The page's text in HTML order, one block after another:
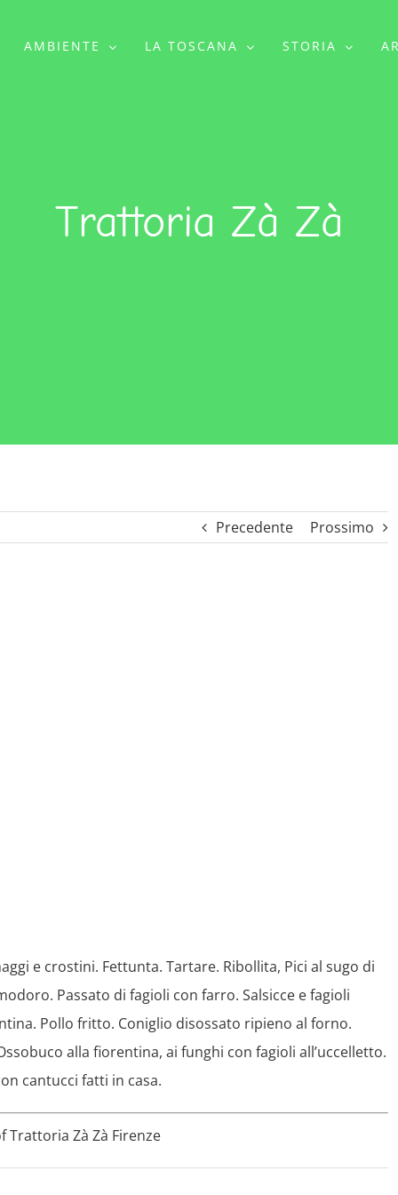
AMBIENTE LA TOSCANA STORIA
Trattoria Zà Zà
Precedente Prossimo
e crostini. Fettunta. Tartare. Ribollita, Pici al sugo di
Passato di fagioli con farro. Salsicce e fagioli
Pollo fritto. Coniglio disossato ripieno al forno.
alla fiorentina, ai funghi con fagioli all’uccelletto.
cantucci fatti in casa.